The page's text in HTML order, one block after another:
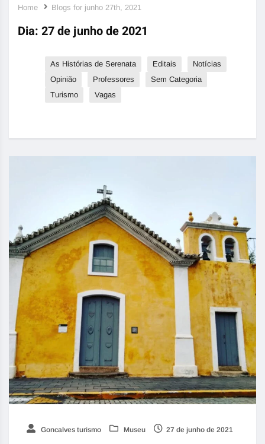
Home Blogs for junho 27th, 2021
Dia: 27 de junho de 2021
As Histórias de Serenata Editais
Notícias
Opinião
Professores
Sem Categoria
Turismo
Vagas
Goncalves turismo Museu 27 de junho de 2021